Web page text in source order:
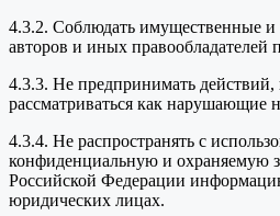
4.3.2. Соблюдать имущественные
авторов и иных правообладателей
4.3.3. Не предпринимать действий,
рассматриваться как нарушающие
4.3.4. Не распространять с
конфиденциальную и охраняемую
Российской Федерации
юридических лицах.